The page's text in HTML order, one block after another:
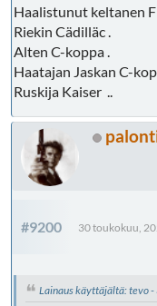
Haalistunut keltanen
Riekin Cädilläc .
Alten C-koppa .
Haatajan Jaskan C-
Ruskija Kaiser ..
#9200 30 toukokuu,
Lainaus käyttäjältä: tevo